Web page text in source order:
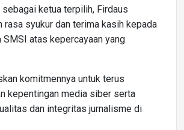
ketua terpilih, Firdaus
rasa syukur dan terima kasih kepada
SMSI atas kepercayaan yang
komitmennya untuk terus
kepentingan media siber serta
dan integritas jurnalisme di